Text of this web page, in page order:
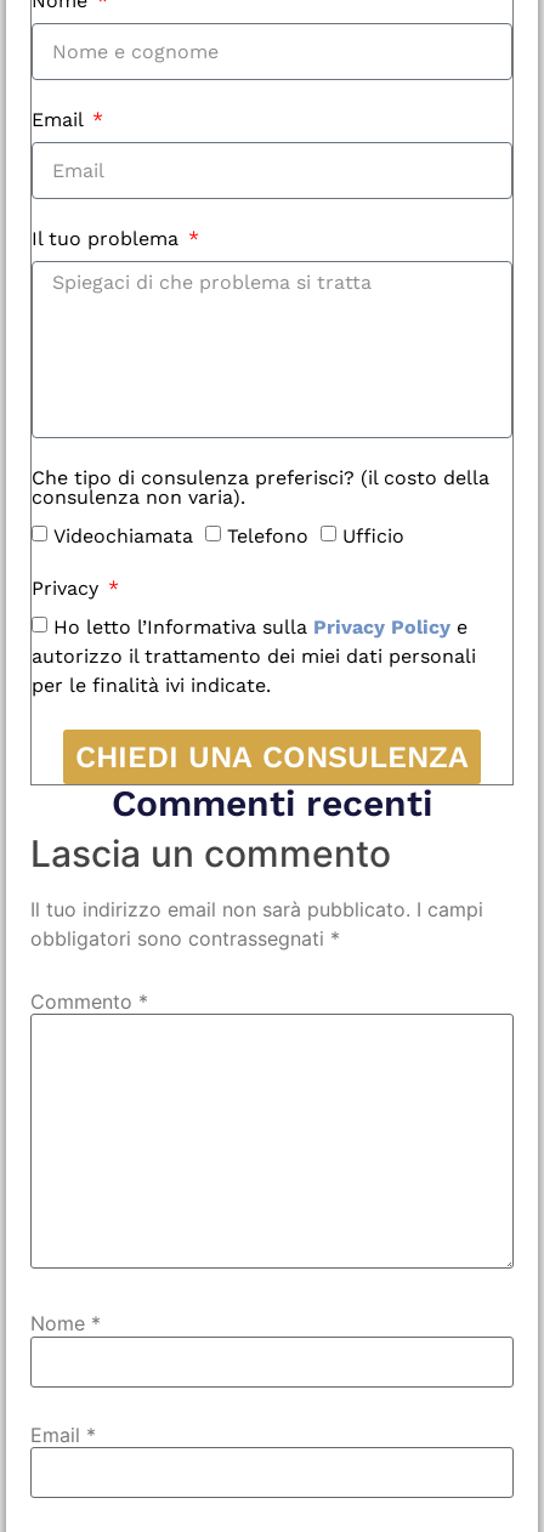
Email
Il tuo problema
Che tipo di consulenza preferisci? (il costo della
consulenza non varia).
Videochiamata
Telefono Ufficio
Privacy
Ho letto l’Informativa sulla Privacy Policy e
autorizzo il trattamento dei miei dati personali
per le finalità ivi indicate.
CHIEDI UNA CONSULENZA
Commenti recenti
Lascia un commento
Il tuo indirizzo email non sarà pubblicato. I campi
obbligatori sono contrassegnati *
Commento *
Nome *
Email *